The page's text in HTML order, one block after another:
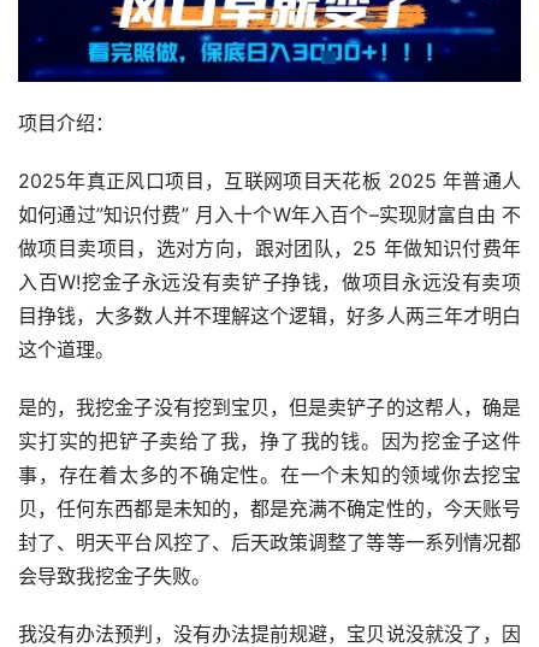
项目介绍：
2025年真正风口项目，互联网项目天花板 2025 年普通人
如何通过”知识付费” 月入十个W年入百个–实现财富自由 不
做项目卖项目，选对方向，跟对团队，25 年做知识付费年
入百W!挖金子永远没有卖铲子挣钱，做项目永远没有卖项
目挣钱，大多数人并不理解这个逻辑，好多人两三年才明白
这个道理。
是的，我挖金子没有挖到宝贝，但是卖铲子的这帮人，确是
实打实的把铲子卖给了我，挣了我的钱。因为挖金子这件
事，存在着太多的不确定性。在一个未知的领域你去挖宝
贝，任何东西都是未知的，都是充满不确定性的，今天账号
封了、明天平台风控了、后天政策调整了等等一系列情况都
会导致我挖金子失败。
我没有办法预判，没有办法提前规避，宝贝说没就没了，因